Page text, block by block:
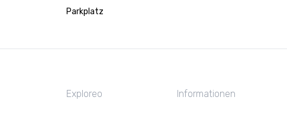
Parkplatz
Exploreo Informationen